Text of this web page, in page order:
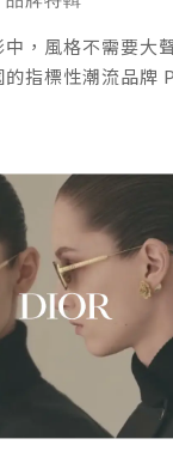
｜極薄方框5517
超薄鈦金屬
制。視覺存在感
用者。5810｜柔
Thintanium 的薄
一款幾乎不挑臉型
｜輕量大框5812
工藝下，視覺與
再等於負擔，而是
想要放大輪廓存在
細緻橢圓框5808
搭配超薄鈦金屬結
感，而是長時間
，風格不需要大
指標性潮流品牌
簡線條。品牌每
，而是臉龐上的行
使其成為宋慧喬、
服穿搭中，展現不
的美學指標，明格
廠直送最新系列作
靈魂帶入台南，讓
格眼鏡找到那副能
一場感官的洗禮，
欄：解構名人的風